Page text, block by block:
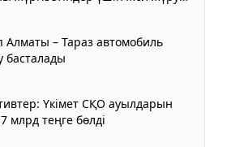
сақталады
Алматы – Тараз автомобиль
Үкімет СҚО ауылдарын
млрд теңге бөлді